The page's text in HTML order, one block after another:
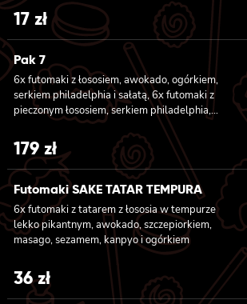
17 zł
Pak 7
6x futomaki z łososiem, awokado, ogórkiem,
serkiem philadelphia i sałatą, 6x futomaki z
pieczonym łososiem, serkiem philadelphia,
awokado, ogórkiem, kanpyo, sałatą, sosem
teriyaki i sezamem, 6x futomaki z krewetką
w tempurze, ogórkiem, sałatą i majonezem
lekko pikantnym, 8x hosomaki z łososiem, 8x
hosomaki z ogórkiem, 8x california z
łososiem, ogórkiem, serkiem philadelphia,
awokado i masago, 8x california z krewetką,
majonezem lekko pikantnym, awokado,
ogórkiem, masago i sezamem, 2x nigiri z
łososiem, 2x nigiri z tuńczykiem, 2x nigiri z
krewetką
179 zł
Futomaki SAKE TATAR TEMPURA
6x futomaki z tatarem z łososia w tempurze
lekko pikantnym, awokado, szczepiorkiem,
masago, sezamem, kanpyo i ogórkiem
36zł